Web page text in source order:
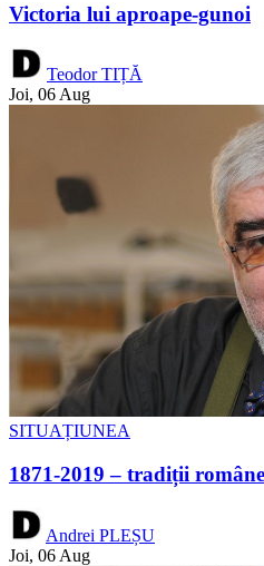
Victoria lui aproape-gunoi
Teodor TIȚĂ
Joi, 06 Aug
SITUAȚIUNEA
1871-2019 – tradiții
Andrei PLEȘU
Joi, 06 Aug